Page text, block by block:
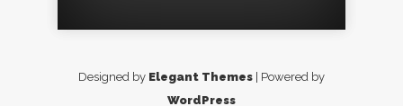
Designed by Elegant Themes | Powered by
WordPress